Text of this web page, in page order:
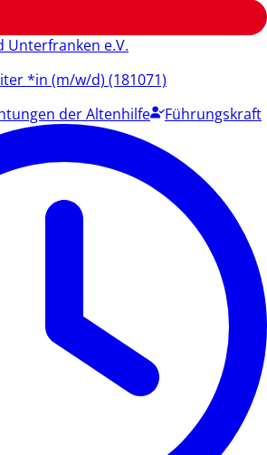
Unterfranken e.V.
*in (m/w/d) (181071)
der Altenhilfe Führungskraft